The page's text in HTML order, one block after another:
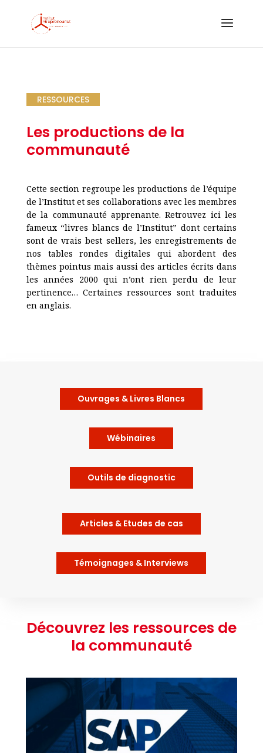
RESSOURCES
Les productions de la
communauté
Cette section regroupe les productions de l’équipe
de l’Institut et ses collaborations avec les membres
de la communauté apprenante. Retrouvez ici les
fameux “livres blancs de l’Institut” dont certains
sont de vrais best sellers, les enregistrements de
nos tables rondes digitales qui abordent des
thèmes pointus mais aussi des articles écrits dans
les années 2000 qui n’ont rien perdu de leur
pertinence… Certaines ressources sont traduites
en anglais.
Ouvrages & Livres Blancs
Wébinaires
Outils de diagnostic
Articles & Etudes de cas
Témoignages & Interviews
Découvrez les ressources de
la communauté